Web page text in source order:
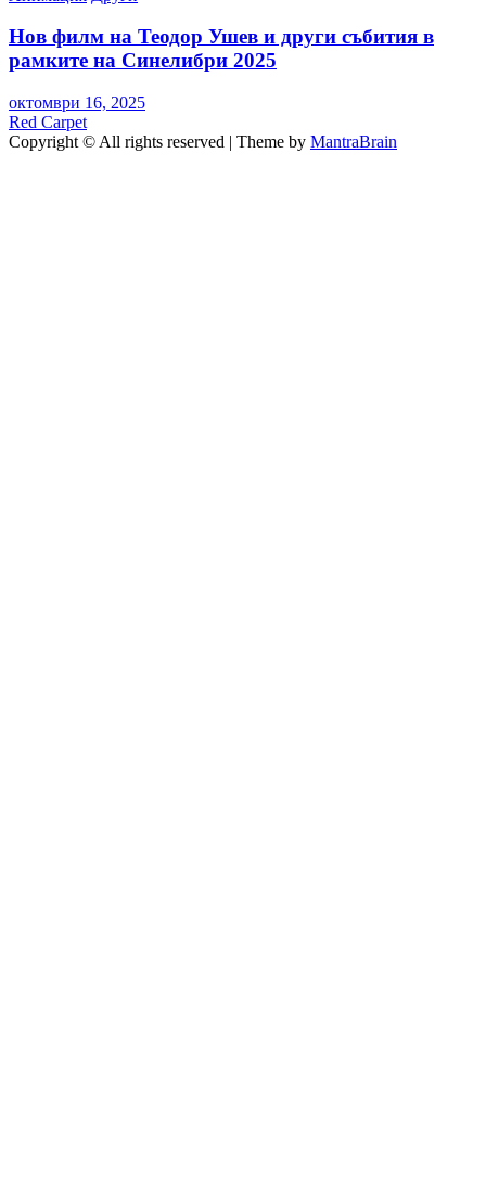
Нов филм на Теодор Ушев и други събития в
рамките на Синелибри 2025
октомври 16, 2025
Red Carpet
Copyright © All rights reserved | Theme by MantraBrain